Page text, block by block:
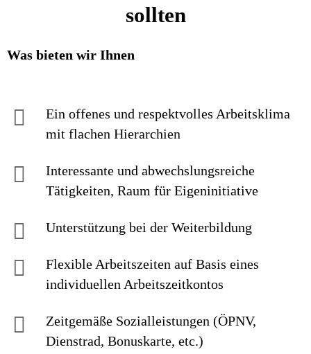
sollten
Was bieten wir Ihnen
Ein offenes und respektvolles Arbeitsklima
mit flachen Hierarchien
Interessante und abwechslungsreiche
Tätigkeiten, Raum für Eigeninitiative
Unterstützung bei der Weiterbildung
Flexible Arbeitszeiten auf Basis eines
individuellen Arbeitszeitkontos
Zeitgemäße Sozialleistungen (ÖPNV,
Dienstrad, Bonuskarte, etc.)